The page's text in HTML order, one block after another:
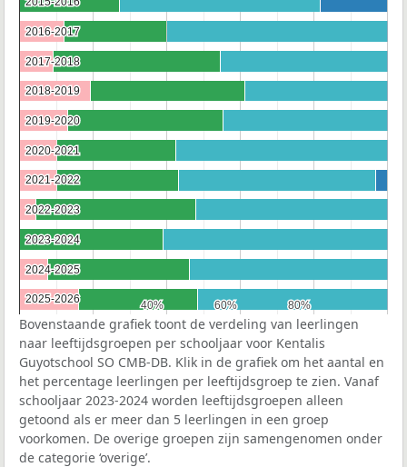
40%
40% 60%
60% 80%
80%
2016-2017
2016-2017
2017-2018
2017-2018
2018-2019
2018-2019
2019-2020
2019-2020
2020-2021
2020-2021
2021-2022
2021-2022
2022-2023
2022-2023
2023-2024
2023-2024
2024-2025
2024-2025
2025-2026
2025-2026
Bovenstaande grafiek toont de verdeling van leerlingen
naar leeftijdsgroepen per schooljaar voor Kentalis
Guyotschool SO CMB-DB. Klik in de grafiek om het aantal en
het percentage leerlingen per leeftijdsgroep te zien. Vanaf
schooljaar 2023-2024 worden leeftijdsgroepen alleen
getoond als er meer dan 5 leerlingen in een groep
voorkomen. De overige groepen zijn samengenomen onder
de categorie ‘overige’.